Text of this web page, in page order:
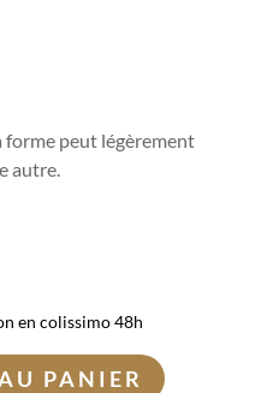
forme peut légèrement
autre.
en colissimo 48h
PANIER